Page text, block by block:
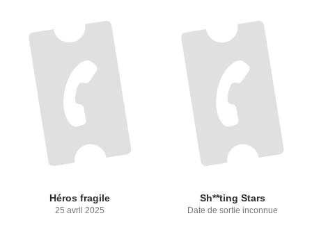
Héros fragile
25 avril 2025
Sh**ting Stars
Date de sortie inconnue